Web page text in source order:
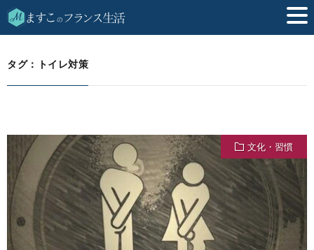
HOME トイレ対策
タグ：トイレ対策
文化・習慣